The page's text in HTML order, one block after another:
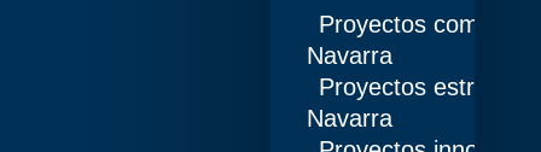
Proyectos
Navarra
Proyectos
Navarra